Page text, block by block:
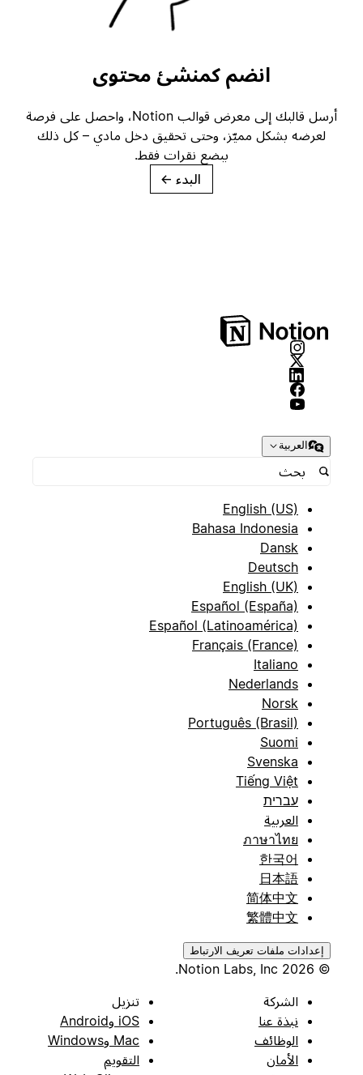
انضم كمنشئ محتوى
أرسل قالبك إلى معرض قوالب Notion، واحصل على فرصة
لعرضه بشكل مميّز، وحتى تحقيق دخل مادي – كل ذلك
ببضع نقرات فقط.
البدء →
العربية
English (US)
Bahasa Indonesia
Dansk
Deutsch
English (UK)
Español (España)
Español (Latinoamérica)
Français (France)
Italiano
Nederlands
Norsk
Português (Brasil)
Suomi
Svenska
Tiếng Việt
עברית
العربية
ภาษาไทย
한국어
日本語
简体中文
繁體中文
إعدادات ملفات تعريف الارتباط
© 2026 Notion Labs, Inc.
الشركة
نبذة عنا
الوظائف
الأمان
تنزيل
iOS وAndroid
Mac وWindows
التقويم